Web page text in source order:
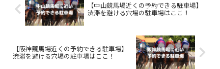
【中山競馬場近くの予約できる駐車場】
渋滞を避ける穴場の駐車場はここ！
【阪神競馬場近くの予約できる駐車場】
渋滞を避ける穴場の駐車場はここ！